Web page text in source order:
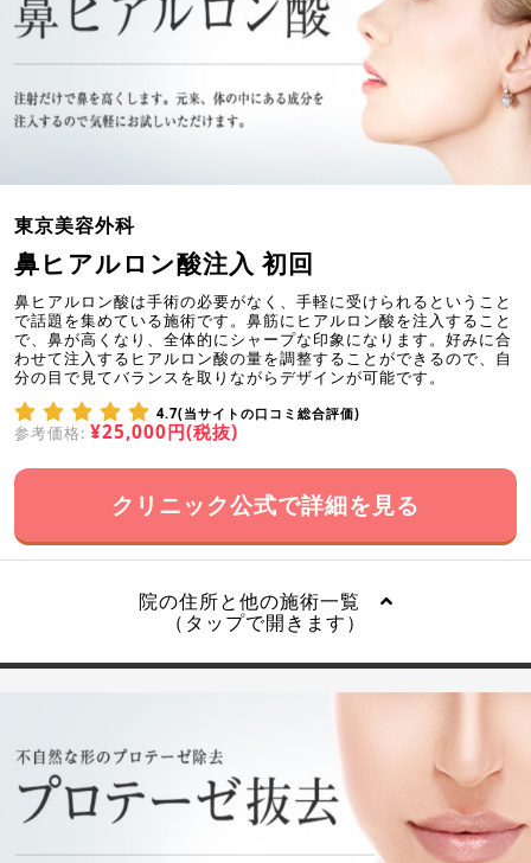
東京美容外科
鼻ヒアルロン酸注入 初回
鼻ヒアルロン酸は手術の必要がなく、手軽に受けられるということ
で話題を集めている施術です。鼻筋にヒアルロン酸を注入すること
で、鼻が高くなり、全体的にシャープな印象になります。好みに合
わせて注入するヒアルロン酸の量を調整することができるので、自
分の目で見てバランスを取りながらデザインが可能です。
4.7(当サイトの口コミ総合評価)
参考価格: ¥25,000円(税抜)
クリニック公式で詳細を見る
院の住所と他の施術一覧
（タップで開きます）